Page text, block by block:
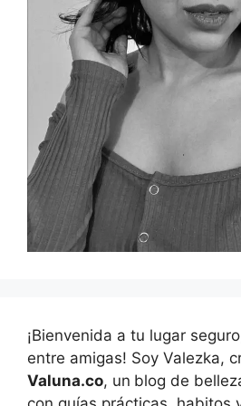
¡Bienvenida a tu lugar
entre amigas! Soy Valezka,
Valuna.co, un blog de